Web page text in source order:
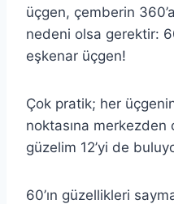
üçgen, çemberin
nedeni olsa gerektir:
eşkenar üçgen!
Çok pratik; her
noktasına
güzelim 12’yi de
60’ın güzellikleri